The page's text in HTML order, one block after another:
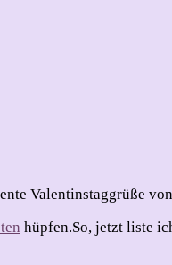
Valentinstaggrüße
hüpfen.So, jetzt liste